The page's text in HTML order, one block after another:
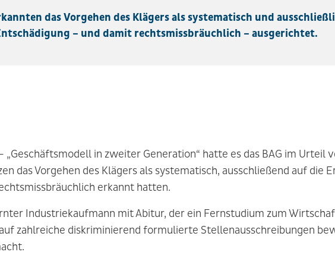
das Vorgehen des Klägers als systematisch und
– und damit rechtsmissbräuchlich – ausgerichtet.
in zweiter Generation“ hatte es das BAG im Urteil
das Vorgehen des Klägers als systematisch, ausschließend auf die
erkannt hatten.
Industriekaufmann mit Abitur, der ein Fernstudium zum
zahlreiche diskriminierend formulierte Stellenausschreibungen